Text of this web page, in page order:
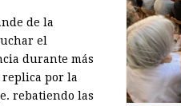
de la
el
durante más
replica por la
rebatiendo las